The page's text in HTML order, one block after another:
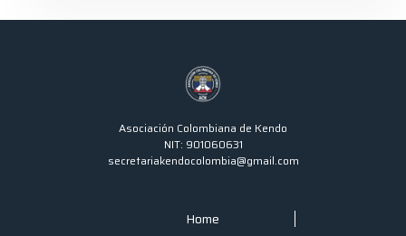
Asociación Colombiana de Kendo
NIT: 901060631
secretariakendocolombia@gmail.com
Home